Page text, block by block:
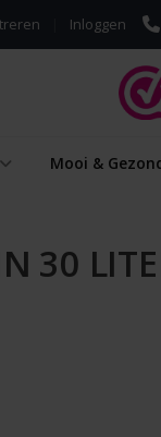
Inloggen
Mooi &
30